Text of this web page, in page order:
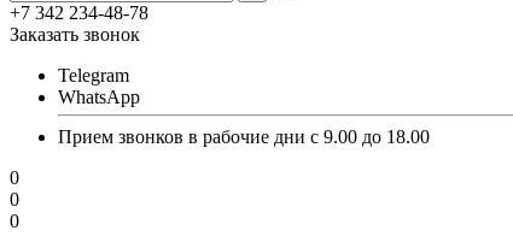
+7 342 234-48-78
Заказать звонок
Telegram
WhatsApp
Прием звонков в рабочие дни с 9.00 до 18.00
0
0
0